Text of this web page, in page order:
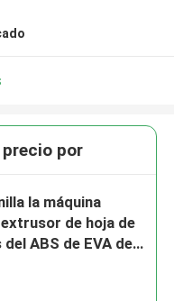
por
la máquina
de hoja de
ABS de EVA del